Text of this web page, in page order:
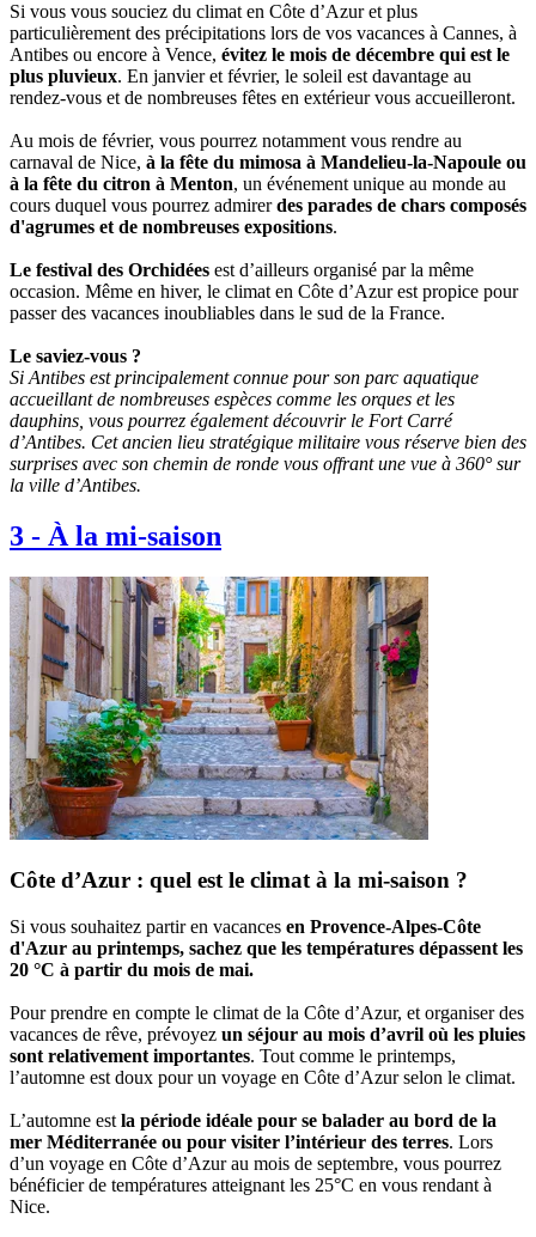
Si vous vous souciez du climat en Côte d’Azur et plus
particulièrement des précipitations lors de vos vacances à Cannes, à
Antibes ou encore à Vence, évitez le mois de décembre qui est le
plus pluvieux. En janvier et février, le soleil est davantage au
rendez-vous et de nombreuses fêtes en extérieur vous accueilleront.
Au mois de février, vous pourrez notamment vous rendre au
carnaval de Nice, à la fête du mimosa à Mandelieu-la-Napoule ou
à la fête du citron à Menton, un événement unique au monde au
cours duquel vous pourrez admirerdes parades de chars composés
d'agrumes et de nombreuses expositions.
Le festival des Orchidées est d’ailleurs organisé par la même
occasion. Même en hiver, le climat en Côte d’Azur est propice pour
passer des vacances inoubliables dans le sud de la France.
Le saviez-vous ?
Si Antibes est principalement connue pour son parc aquatique
accueillant de nombreuses espèces comme les orques et les
dauphins, vous pourrez également découvrir le Fort Carré
d’Antibes. Cet ancien lieu stratégique militaire vous réserve bien des
surprises avec son chemin de ronde vous offrant une vue à 360° sur
la ville d’Antibes.
3 - À la mi-saison
Côte d’Azur : quel est le climat à la mi-saison ?
Si vous souhaitez partir en vacances en Provence-Alpes-Côte
d'Azur au printemps, sachez que les températures dépassent les
20 °C à partir du mois de mai.
Pour prendre en compte le climat de la Côte d’Azur, et organiser des
vacances de rêve, prévoyez un séjour au mois d’avril où les pluies
sont relativement importantes. Tout comme le printemps,
l’automne est doux pour un voyage en Côte d’Azur selon le climat.
L’automne est la période idéale pour se balader au bord de la
mer Méditerranée ou pour visiter l’intérieur des terres. Lors
d’un voyage en Côte d’Azur au mois de septembre, vous pourrez
bénéficier de températures atteignant les 25°C en vous rendant à
Nice.